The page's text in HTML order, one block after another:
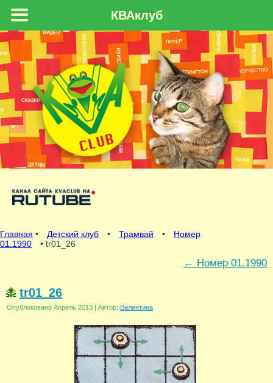
Главная • Детский клуб • Трамвай •
Номер
01.1990
• tr01_26
← Номер 01.1990
tr01_26
Опубликовано Апрель 2013 | Автор: Валентина
КВАклуб